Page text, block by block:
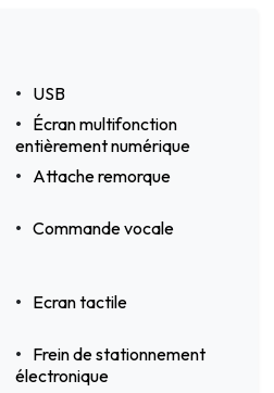
USB
Écran multifonction
entièrement numérique
Attache remorque
Commande vocale
Ecran tactile
Frein de stationnement
électronique